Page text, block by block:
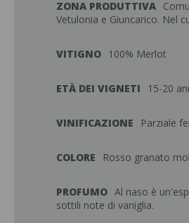
ZONA PRODUTTIVA
Vetulonia e Giuncarico. Nel
VITIGNO 100% Merlot
ETÀ DEI VIGNETI 15-20
VINIFICAZIONE Parziale
COLORE Rosso granato
PROFUMO Al naso è
sottili note di vaniglia.